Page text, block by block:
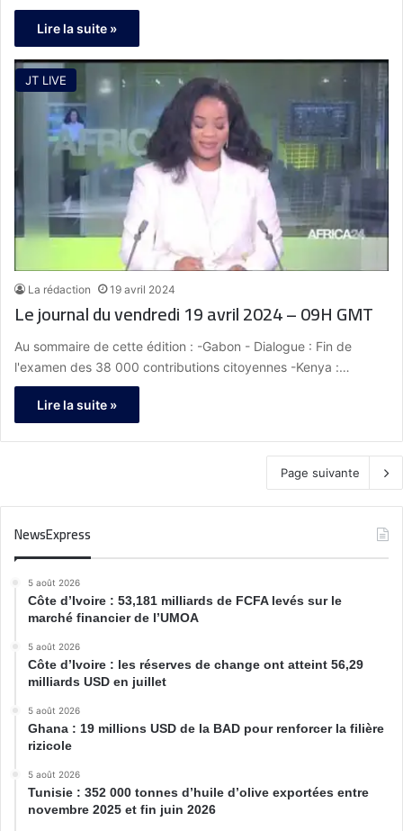
Lire la suite »
JT LIVE
La rédaction 19 avril 2024
Le journal du vendredi 19 avril 2024 – 09H GMT
Au sommaire de cette édition : -Gabon - Dialogue : Fin de
l'examen des 38 000 contributions citoyennes -Kenya :…
Lire la suite »
Page suivante
NewsExpress
5 août 2026
Côte d’Ivoire : 53,181 milliards de FCFA levés sur le
marché financier de l’UMOA
5 août 2026
Côte d’Ivoire : les réserves de change ont atteint 56,29
milliards USD en juillet
5 août 2026
Ghana : 19 millions USD de la BAD pour renforcer la filière
rizicole
5 août 2026
Tunisie : 352 000 tonnes d’huile d’olive exportées entre
novembre 2025 et fin juin 2026